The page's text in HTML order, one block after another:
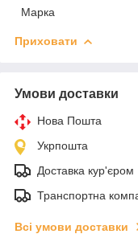
Марка
Приховати
Умови доставки
Нова Пошта
Укрпошта
Доставка кур'єром
Транспортна
Всі умови доставки